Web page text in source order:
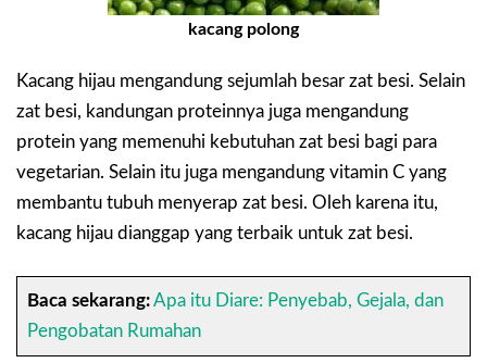
kacang polong
Kacang hijau mengandung sejumlah besar zat besi. Selain
zat besi, kandungan proteinnya juga mengandung
protein yang memenuhi kebutuhan zat besi bagi para
vegetarian. Selain itu juga mengandung vitamin C yang
membantu tubuh menyerap zat besi. Oleh karena itu,
kacang hijau dianggap yang terbaik untuk zat besi.
Baca sekarang: Apa itu Diare: Penyebab, Gejala, dan
Pengobatan Rumahan